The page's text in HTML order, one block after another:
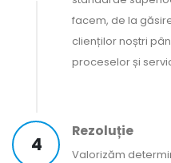
facem, de la
clienților noștri
proceselor și
4
Rezoluție
Valorizăm